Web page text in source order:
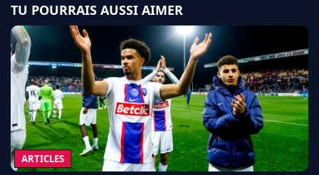
TU POURRAIS AUSSI AIMER
ARTICLES